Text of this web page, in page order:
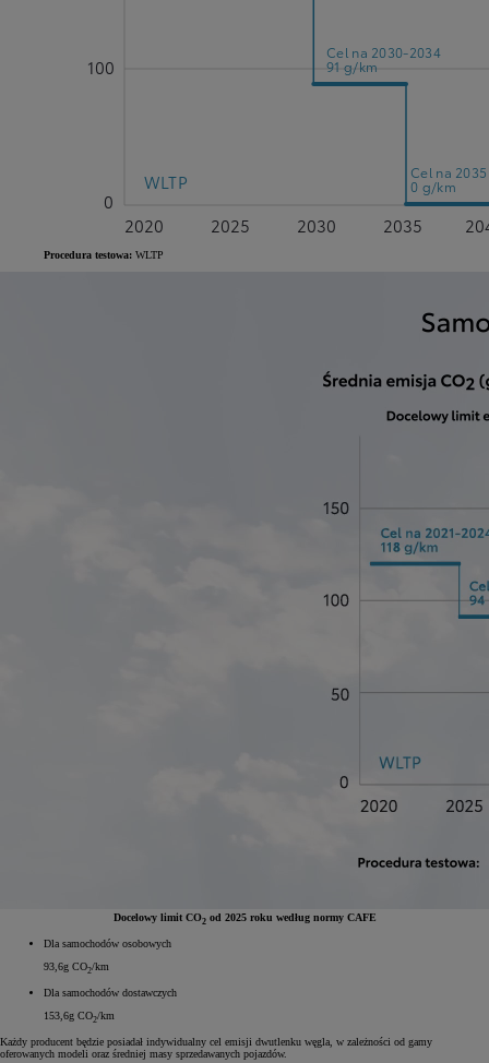
2020 2025 2030 2035
0
100
Cel na 2030-2034
91 g/km
Cel na 2035
0 g/km
WLTP
Procedura testowa: WLTP
Docelowy limit CO2od 2025 roku według normy CAFE
Dla samochodów osobowych
93 ,6g CO2/km
Dla samochodów dostawczych
153 ,6g CO2/km
Każdy producent będzie posiadał indywidualny cel emisji dwutlenku węgla, w zależności od gamy
oferowanych modeli oraz średniej masy sprzedawanych pojazdów.